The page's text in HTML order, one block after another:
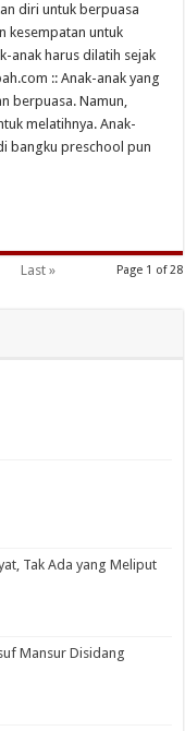
diri untuk berpuasa
kesempatan untuk
anak harus dilatih sejak
:: Anak-anak yang
berpuasa. Namun,
melatihnya. Anak-
bangku preschool pun
Page 1 of 28
Last »
Tak Ada yang Meliput
Mansur Disidang